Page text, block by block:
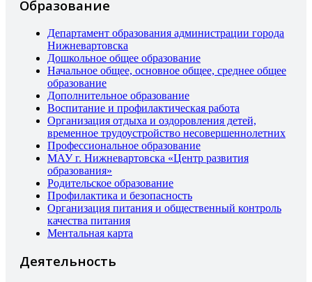
Образование
Департамент образования администрации города
Нижневартовска
Дошкольное общее образование
Начальное общее, основное общее, среднее общее
образование
Дополнительное образование
Воспитание и профилактическая работа
Организация отдыха и оздоровления детей,
временное трудоустройство несовершеннолетних
Профессиональное образование
МАУ г. Нижневартовска «Центр развития
образования»
Родительское образование
Профилактика и безопасность
Организация питания и общественный контроль
качества питания
Ментальная карта
Деятельность